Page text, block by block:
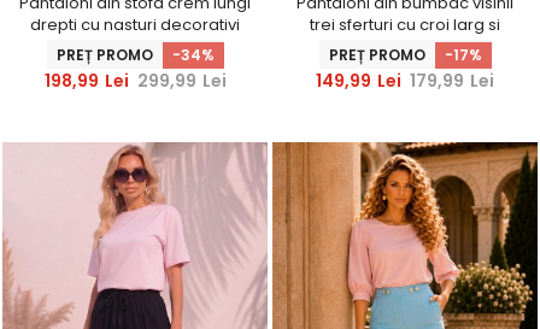
drepti cu nasturi decorativi
aurii- StarShinerS
PREȚ PROMO -34%
198,99 Lei 299,99 Lei
trei sferturi cu croi larg si
buzunare laterale
PREȚ PROMO -17%
149,99 Lei 179,99 Lei